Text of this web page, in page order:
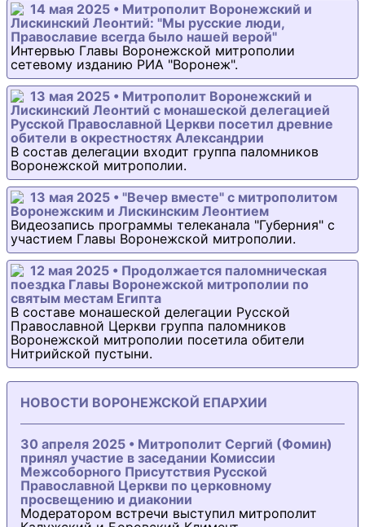
14 мая 2025 • Митрополит Воронежский и
Лискинский Леонтий: "Мы русские люди,
Православие всегда было нашей верой"
Интервью Главы Воронежской митрополии
сетевому изданию РИА "Воронеж".
13 мая 2025 • Митрополит Воронежский и
Лискинский Леонтий с монашеской делегацией
Русской Православной Церкви посетил древние
обители в окрестностях Александрии
В состав делегации входит группа паломников
Воронежской митрополии.
13 мая 2025 • "Вечер вместе" с митрополитом
Воронежским и Лискинским Леонтием
Видеозапись программы телеканала "Губерния" с
участием Главы Воронежской митрополии.
12 мая 2025 • Продолжается паломническая
поездка Главы Воронежской митрополии по
святым местам Египта
В составе монашеской делегации Русской
Православной Церкви группа паломников
Воронежской митрополии посетила обители
Нитрийской пустыни.
НОВОСТИ ВОРОНЕЖСКОЙ ЕПАРХИИ
30 апреля 2025 • Митрополит Сергий (Фомин)
принял участие в заседании Комиссии
Межсоборного Присутствия Русской
Православной Церкви по церковному
просвещению и диаконии
Модератором встречи выступил митрополит